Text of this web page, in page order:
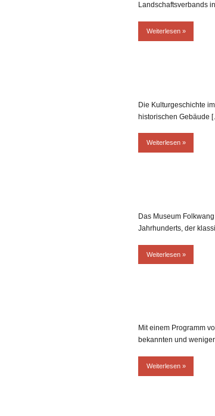
Landschaftsverbands
Weiterlesen
Die Kulturgeschichte
historischen Gebäude
Weiterlesen
Das Museum
Jahrhunderts, der
Weiterlesen
Mit einem Programm
bekannten und
Weiterlesen